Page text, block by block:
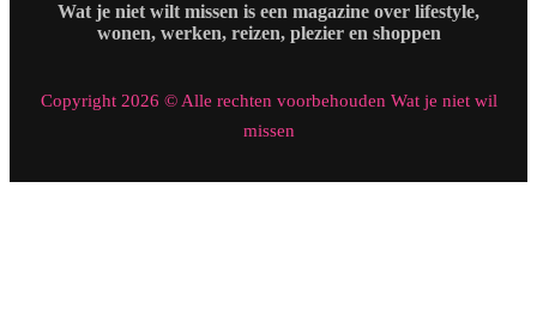
Wat je niet wilt missen is een magazine over lifestyle,
wonen, werken, reizen, plezier en shoppen
Copyright 2026 © Alle rechten voorbehouden Wat je niet wil
missen